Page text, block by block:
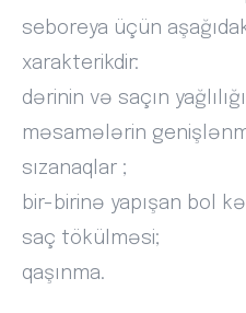
seboreya üçün
xarakterikdir:
dərinin və saçın
məsamələrin
sızanaqlar ;
bir-birinə yapışan bol
saç tökülməsi;
qaşınma.